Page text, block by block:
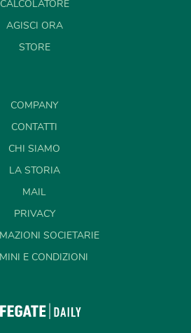
CALCOLATORE
AGISCI ORA
STORE
COMPANY
CONTATTI
CHI SIAMO
LA STORIA
MAIL
PRIVACY
SOCIETARIE
E CONDIZIONI